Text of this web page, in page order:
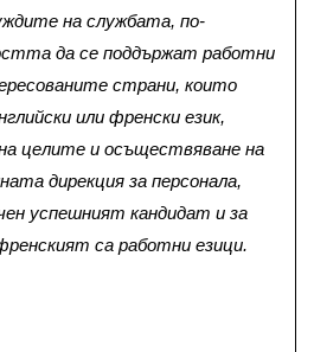
на службата, по-
да се поддържат работни
страни, които
или френски език,
целите и осъществяване на
дирекция за персонала,
успешният кандидат и за
са работни езици.